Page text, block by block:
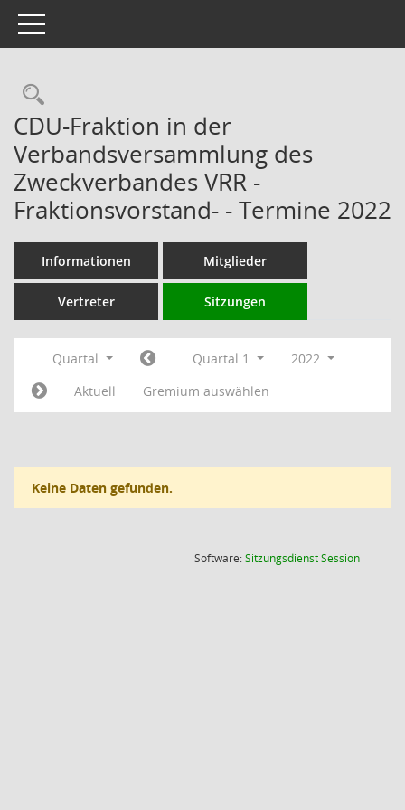
Toggle navigation
Rechercheauswahl
CDU-Fraktion in der
Verbandsversammlung des
Zweckverbandes VRR -
Fraktionsvorstand- - Termine 2022
Informationen Mitglieder
Vertreter Sitzungen
Quartal Quartal 1
2022
Aktuell
Gremium auswählen
Keine Daten gefunden.
Software:SitzungsdienstSession(Wird in